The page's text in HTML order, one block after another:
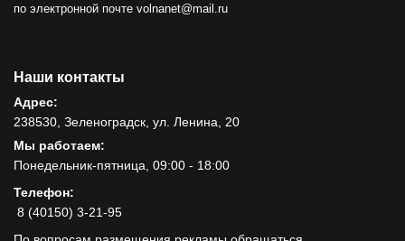
по электронной почте volnanet@mail.ru
Наши контакты
Адрес:
238530, Зеленоградск, ул. Ленина, 20
Мы работаем:
Понедельник-пятница, 09:00 - 18:00
Телефон:
8 (40150) 3-21-95